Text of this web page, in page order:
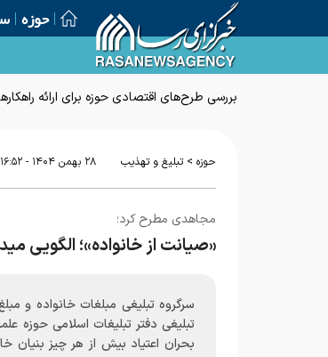
حوزه
بررسی طرح‌های اقتصادی حوزه برای ارائه
حوزه > تبلیغ و تهذیب ۲۸ بهمن ۱۴۰۴ - ۱۶:۵۲
مجاهدی مطرح کرد؛
«صیانت از خانواده»؛ الگویی
سرگروه تبلیغی مبلغات خانواده و
تبلیغی دفتر تبلیغات اسلامی حوزه
بحران اعتیاد بیش از هر چیز بنیان